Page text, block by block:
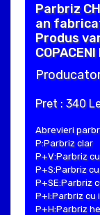
Parbriz
an
Produs
Pret : 340
Abrevieri
P:Parbriz clar
P+V:Parbriz
P+S:Parbriz
P+SE:Parbriz
P+I:Parbriz cu
P+H:Parbriz